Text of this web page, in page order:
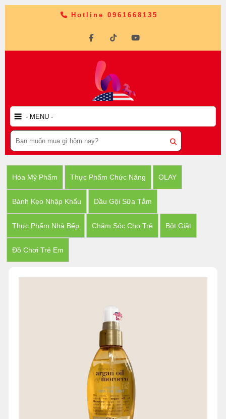
Hotline 0961668135
Hóa Mỹ Phẩm Thực Phẩm Chức Năng OLAY
Bánh Kẹo Nhập Khẩu Dầu Gội Sữa Tắm
Thực Phẩm Nhà Bếp Chăm Sóc Cho Trẻ Bột Giặt
Đồ Chơi Trẻ Em